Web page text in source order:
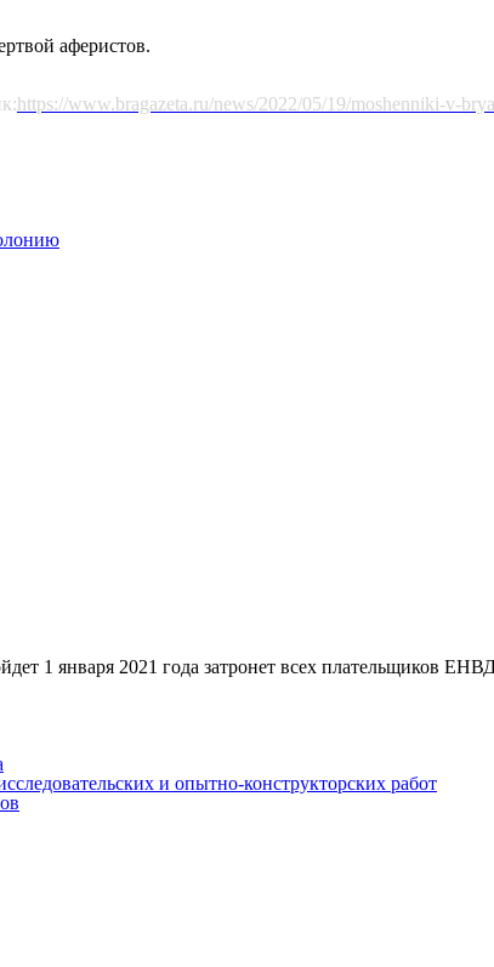
аферистов.
https://www.bragazeta.ru/news/2022/05/19/moshenniki-v-
2021 года затронет всех плательщиков ЕНВД,
и опытно-конструкторских работ